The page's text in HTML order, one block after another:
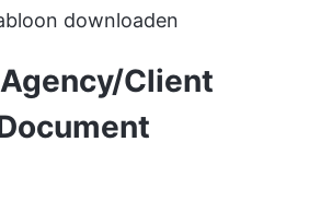
downloaden
Client